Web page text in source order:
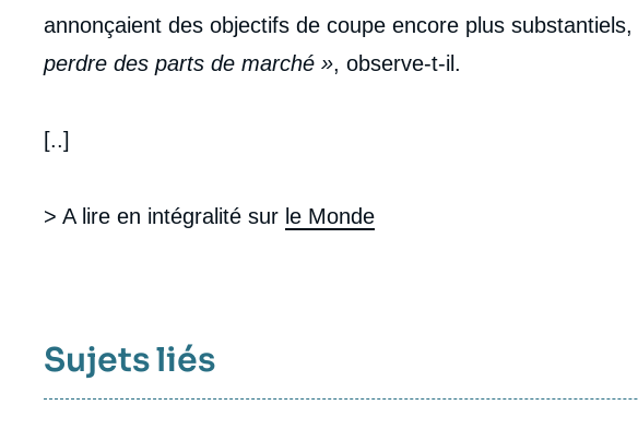
annonçaient des objectifs de coupe encore plus substantiels,
perdre des parts de marché », observe-t-il.
[..]
> A lire en intégralité sur le Monde
Sujets liés